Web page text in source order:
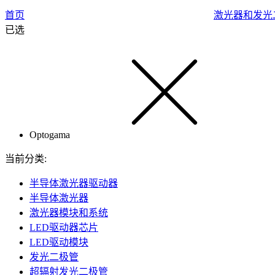
首页 激光器和发光
已选
Optogama
当前分类:
半导体激光器驱动器
半导体激光器
激光器模块和系统
LED驱动器芯片
LED驱动模块
发光二极管
超辐射发光二极管